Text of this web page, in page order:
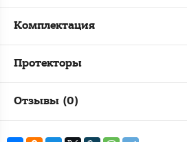
Комплектация
Протекторы
Отзывы (0)